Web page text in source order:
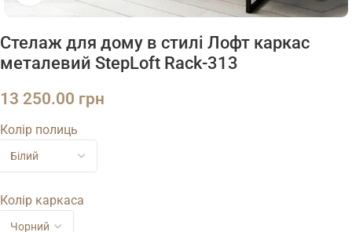
Стелаж для дому в стилі Лофт каркас
металевий StepLoft Rack-313
13 250.00 грн
Колір полиць
Колір каркаса